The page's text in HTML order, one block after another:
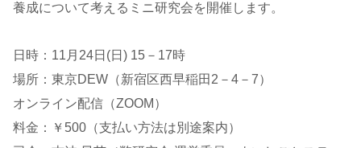
養成について考えるミニ研究会を開催します。
日時：11月24日(日) 15－17時
場所：東京DEW（新宿区西早稲田2－4－7）
オンライン配信（ZOOM）
料金：￥500（支払い方法は別途案内）